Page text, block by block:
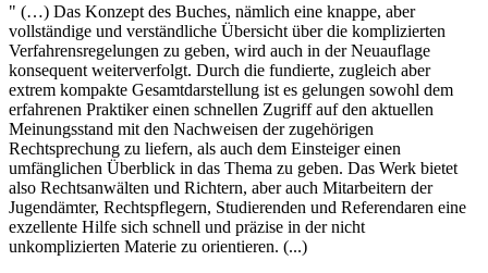
" (…) Das Konzept des Buches, nämlich eine knappe, aber
vollständige und verständliche Übersicht über die komplizierten
Verfahrensregelungen zu geben, wird auch in der Neuauflage
konsequent weiterverfolgt. Durch die fundierte, zugleich aber
extrem kompakte Gesamtdarstellung ist es gelungen sowohl dem
erfahrenen Praktiker einen schnellen Zugriff auf den aktuellen
Meinungsstand mit den Nachweisen der zugehörigen
Rechtsprechung zu liefern, als auch dem Einsteiger einen
umfänglichen Überblick in das Thema zu geben. Das Werk bietet
also Rechtsanwälten und Richtern, aber auch Mitarbeitern der
Jugendämter, Rechtspflegern, Studierenden und Referendaren eine
exzellente Hilfe sich schnell und präzise in der nicht
unkomplizierten Materie zu orientieren. (...)